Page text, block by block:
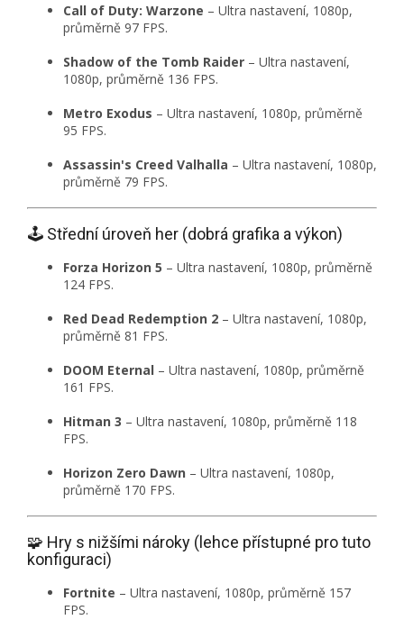
Call of Duty: Warzone – Ultra nastavení, 1080p,
průměrně 97 FPS.
Shadow of the Tomb Raider – Ultra nastavení,
1080p, průměrně 136 FPS.
Metro Exodus – Ultra nastavení, 1080p, průměrně
95 FPS.
Assassin's Creed Valhalla – Ultra nastavení, 1080p,
průměrně 79 FPS.
🕹️ Střední úroveň her (dobrá grafika a výkon)
Forza Horizon 5 – Ultra nastavení, 1080p, průměrně
124 FPS.
Red Dead Redemption 2 – Ultra nastavení, 1080p,
průměrně 81 FPS.
DOOM Eternal – Ultra nastavení, 1080p, průměrně
161 FPS.
Hitman 3 – Ultra nastavení, 1080p, průměrně 118
FPS.
Horizon Zero Dawn – Ultra nastavení, 1080p,
průměrně 170 FPS.
🧩 Hry s nižšími nároky (lehce přístupné pro tuto
konfiguraci)
Fortnite – Ultra nastavení, 1080p, průměrně 157
FPS.